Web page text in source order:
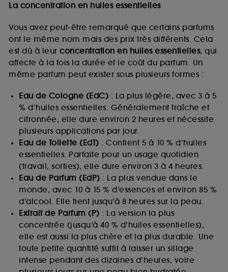
La concentration en huiles essentielles
Vous avez peut-être remarqué que certains parfums
ont le même nom mais des prix très différents. Cela
est dû à leur concentration en huiles essentielles, qui
affecte à la fois la durée et le coût du parfum. Un
même parfum peut exister sous plusieurs formes :
Eau de Cologne (EdC) : La plus légère, avec 3 à 5
% d’huiles essentielles. Généralement fraîche et
citronnée, elle dure environ 2 heures et nécessite
plusieurs applications par jour.
Eau de Toilette (EdT) : Contient 5 à 10 % d’huiles
essentielles. Parfaite pour un usage quotidien
(travail, sorties), elle dure environ 3 à 4 heures.
Eau de Parfum (EdP) : La plus vendue dans le
monde, avec 10 à 15 % d’essences et environ 85 %
d’alcool. Elle tient jusqu’à 8 heures sur la peau.
Extrait de Parfum (P) : La version la plus
concentrée (jusqu’à 40 % d’huiles essentielles),
elle est aussi la plus chère et la plus durable. Une
toute petite quantité suffit à laisser un sillage
intense pendant des dizaines d’heures, voire